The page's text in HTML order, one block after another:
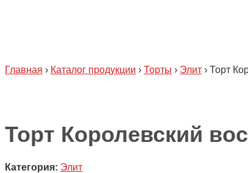
Главная › Каталог продукции › Торты › Элит › Торт
Торт Королевский
Категория: Элит